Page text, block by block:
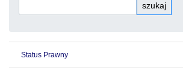
szukaj
Status Prawny